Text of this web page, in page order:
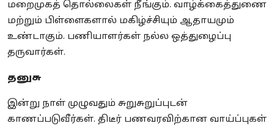
மறைமுகத் தொல்லைகள் நீங்கும். வாழ்க்கைத்துணை
மற்றும் பிள்ளைகளால் மகிழ்ச்சியும் ஆதாயமும்
உண்டாகும். பணியாளர்கள் நல்ல ஒத்துழைப்பு
தருவார்கள்.
தனுசு
இன்று நாள் முழுவதும் சுறுசுறுப்புடன்
காணப்படுவீர்கள். திடீர் பணவரவிற்கான வாய்ப்புகள்